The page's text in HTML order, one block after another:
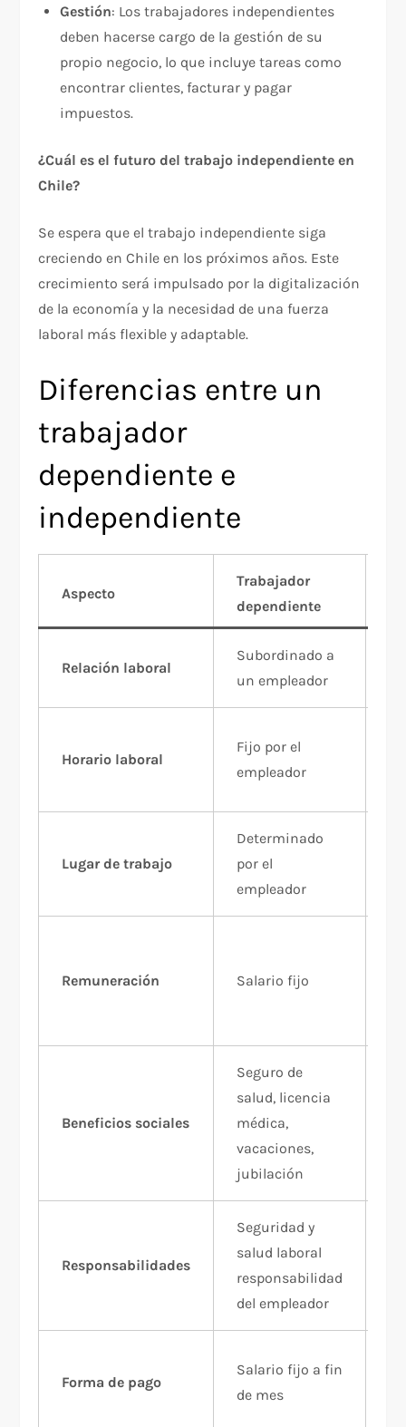
Gestión: Los trabajadores independientes
deben hacerse cargo de la gestión de su
propio negocio, lo que incluye tareas como
encontrar clientes, facturar y pagar
impuestos.
¿Cuál es el futuro del trabajo independiente en
Chile?
Se espera que el trabajo independiente siga
creciendo en Chile en los próximos años. Este
crecimiento será impulsado por la digitalización
de la economía y la necesidad de una fuerza
laboral más flexible y adaptable.
Diferencias entre un
trabajador
dependiente e
independiente
Aspecto
Trabajador
dependiente
Relación laboral
Subordinado a
un empleador
Horario laboral
Fijo por el
empleador
Lugar de trabajo
Determinado
por el
empleador
Remuneración Salario fijo
Beneficios sociales
Seguro de
salud, licencia
médica,
vacaciones,
jubilación
Responsabilidades
Seguridad y
salud laboral
responsabilidad
del empleador
Forma de pago
Salario fijo a fin
de mes